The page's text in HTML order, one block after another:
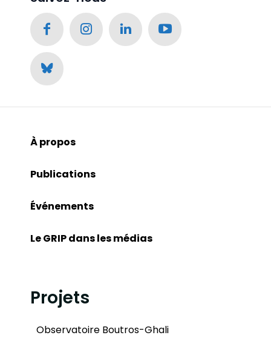
À propos
Publications
Événements
Le GRIP dans les médias
Projets
Observatoire Boutros-Ghali